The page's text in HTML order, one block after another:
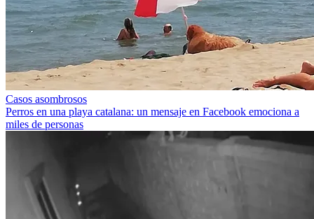
Casos asombrosos
Perros en una playa catalana: un mensaje en Facebook emociona a
miles de personas